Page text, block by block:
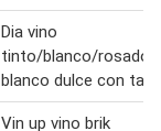
Dia vino
tinto/blanco/rosado/
blanco dulce con
Vin up vino brik